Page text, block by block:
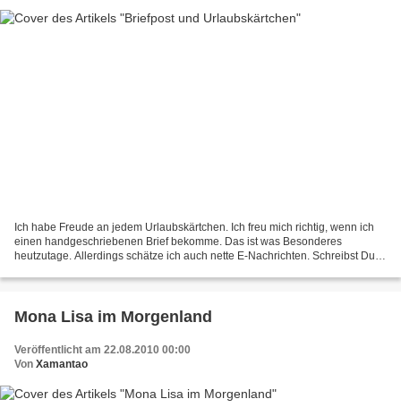
Ich habe Freude an jedem Urlaubskärtchen. Ich freu mich richtig, wenn ich
einen handgeschriebenen Brief bekomme. Das ist was Besonderes
heutzutage. Allerdings schätze ich auch nette E-Nachrichten. Schreibst Du
Mona Lisa im Morgenland
Veröffentlicht am 22.08.2010 00:00
Von Xamantao